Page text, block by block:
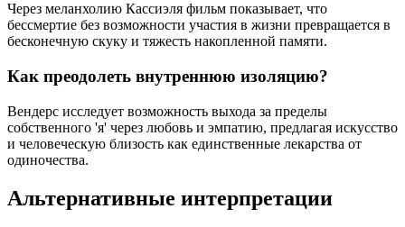
Через меланхолию Кассиэля фильм показывает, что
бессмертие без возможности участия в жизни превращается в
бесконечную скуку и тяжесть накопленной памяти.
Как преодолеть внутреннюю изоляцию?
Вендерс исследует возможность выхода за пределы
собственного 'я' через любовь и эмпатию, предлагая искусство
и человеческую близость как единственные лекарства от
одиночества.
Альтернативные интерпретации